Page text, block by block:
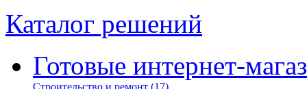
Каталог решений
Готовые интернет-
Строительство и ремонт (17)